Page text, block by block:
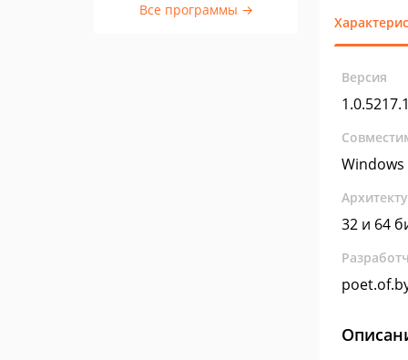
Все программы →
Версия
Windows
32 и 64